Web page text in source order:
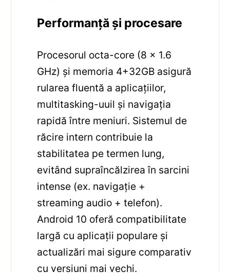
Performanță și procesare
Procesorul octa-core (8 x 1.6
GHz) și memoria 4+32GB asigură
rularea fluentă a aplicațiilor,
multitasking-uuil și navigația
rapidă între meniuri. Sistemul de
răcire intern contribuie la
stabilitatea pe termen lung,
evitând supraîncălzirea în sarcini
intense (ex. navigație +
streaming audio + telefon).
Android 10 oferă compatibilitate
largă cu aplicații populare și
actualizări mai sigure comparativ
cu versiuni mai vechi.